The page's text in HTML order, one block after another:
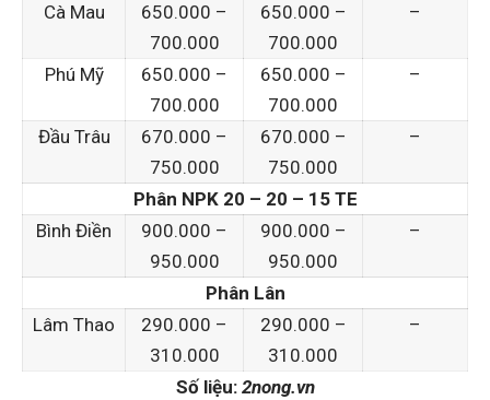
Cà Mau
650.000 –
700.000
650.000 –
700.000
–
Phú Mỹ
650.000 –
700.000
650.000 –
700.000
–
Đầu Trâu
670.000 –
750.000
670.000 –
750.000
–
Phân NPK 20 – 20 – 15 TE
Bình Điền
900.000 –
950.000
900.000 –
950.000
–
Phân Lân
Lâm Thao
290.000 –
310.000
290.000 –
310.000
–
Số liệu: 2nong.vn